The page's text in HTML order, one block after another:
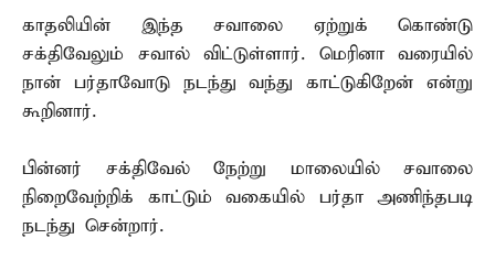
காதலியின் இந்த சவாலை ஏற்றுக் கொண்டு
சக்திவேலும் சவால் விட்டுள்ளார். மெரினா வரையில்
நான் பர்தாவோடு நடந்து வந்து காட்டுகிறேன் என்று
கூறினார்.
பின்னர் சக்திவேல் நேற்று மாலையில் சவாலை
நிறைவேற்றிக் காட்டும் வகையில் பர்தா அணிந்தபடி
நடந்து சென்றார்.